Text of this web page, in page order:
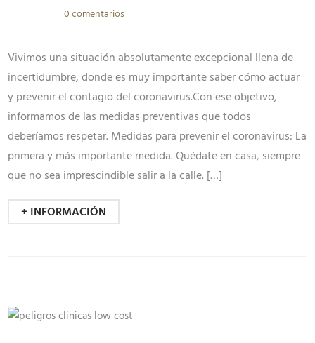
0 comentarios
Vivimos una situación absolutamente excepcional llena de
incertidumbre, donde es muy importante saber cómo actuar
y prevenir el contagio del coronavirus.Con ese objetivo,
informamos de las medidas preventivas que todos
deberíamos respetar. Medidas para prevenir el coronavirus: La
primera y más importante medida. Quédate en casa, siempre
que no sea imprescindible salir a la calle. […]
+ INFORMACIÓN